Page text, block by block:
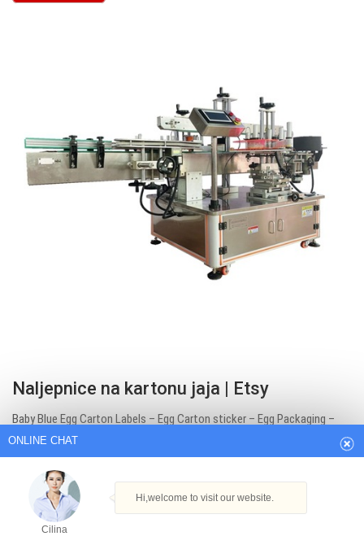
Naljepnice na kartonu jaja | Etsy
Baby Blue Egg Carton Labels – Egg Carton sticker – Egg Packaging –
print at home – dozen 12 egg label – Backyard chickens – Farmers
Market. Egg Carton Labels – Printed – Fresh Eggs Label – Chicken
Design – Fill in the Blank Carton Stickers – Adhesive Labels – Return
Carton.
Get Best Quote
Hi,welcome to visit our website.
Cilina